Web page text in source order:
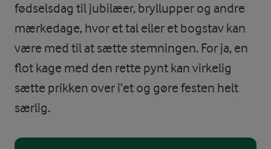
fødselsdag til jubilæer, bryllupper og andre
mærkedage, hvor et tal eller et bogstav kan
være med til at sætte stemningen. For ja, en
flot kage med den rette pynt kan virkelig
sætte prikken over i’et og gøre festen helt
særlig.